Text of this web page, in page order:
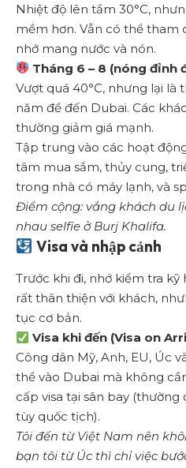
Nhiệt độ lên tầm 30°C,
mềm hơn. Vẫn có thể tham
nhớ mang nước và nón.
Tháng 6 – 8 (nóng đỉnh
Vượt quá 40°C, nhưng lại là
năm để đến Dubai. Các
thường giảm giá mạnh.
Tập trung vào các hoạt
tâm mua sắm, thủy cung,
trong nhà có máy lạnh, và
Điểm cộng: vắng khách du
nhau selfie ở Burj Khalifa.
Visa và nhập cảnh
Trước khi đi, nhớ kiểm tra kỹ
rất thân thiện với khách,
tục cơ bản.
Visa khi đến (Visa on
Công dân Mỹ, Anh, EU, Úc
thể vào Dubai mà không
cấp visa tại sân bay
tùy quốc tịch).
Tôi đến từ Việt Nam nên
bạn tôi từ Úc thì chỉ việc